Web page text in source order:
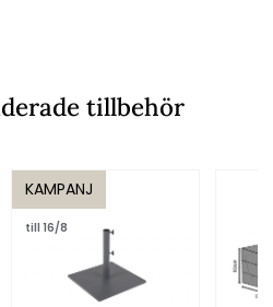
tillbehör
KAMPANJ
till 16/8